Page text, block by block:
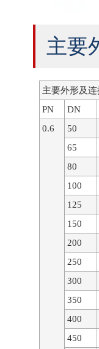
主要
主要外形及连
PN
DN
0.6
50
65
80
100
125
150
200
250
300
350
400
450